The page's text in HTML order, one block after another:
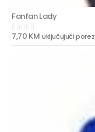
Fanfan Lady
0out of 5
7,70 KMUključujući porez